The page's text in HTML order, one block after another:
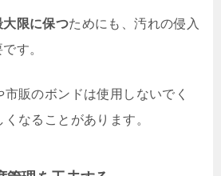
限に保つためにも、汚れの侵入
す。
市販のボンドは使用しないでく
なることがあります。